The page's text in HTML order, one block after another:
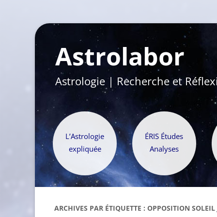
Astrolabor
Astrologie | Recherche et
L’Astrologie
expliquée
ÉRIS Études
Analyses
ARCHIVES PAR ÉTIQUETTE : OPPOSITION SOLEIL